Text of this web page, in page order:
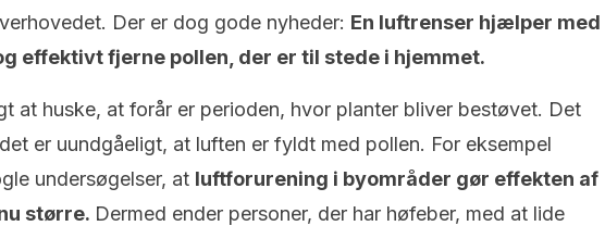
Der er dog gode nyheder: En luftrenser hjælper med
effektivt fjerne pollen, der er til stede i hjemmet.
at huske, at forår er perioden, hvor planter bliver bestøvet. Det
er uundgåeligt, at luften er fyldt med pollen. For eksempel
undersøgelser, at luftforurening i byområder gør effekten af
større. Dermed ender personer, der har høfeber, med at lide